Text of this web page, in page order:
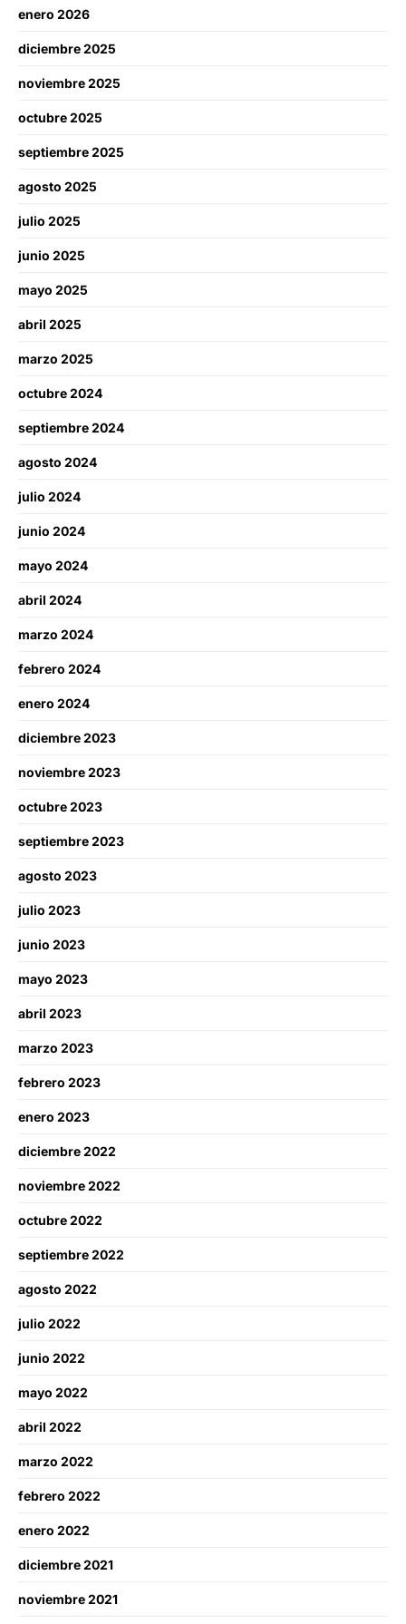
enero 2026
diciembre 2025
noviembre 2025
octubre 2025
septiembre 2025
agosto 2025
julio 2025
junio 2025
mayo 2025
abril 2025
marzo 2025
octubre 2024
septiembre 2024
agosto 2024
julio 2024
junio 2024
mayo 2024
abril 2024
marzo 2024
febrero 2024
enero 2024
diciembre 2023
noviembre 2023
octubre 2023
septiembre 2023
agosto 2023
julio 2023
junio 2023
mayo 2023
abril 2023
marzo 2023
febrero 2023
enero 2023
diciembre 2022
noviembre 2022
octubre 2022
septiembre 2022
agosto 2022
julio 2022
junio 2022
mayo 2022
abril 2022
marzo 2022
febrero 2022
enero 2022
diciembre 2021
noviembre 2021